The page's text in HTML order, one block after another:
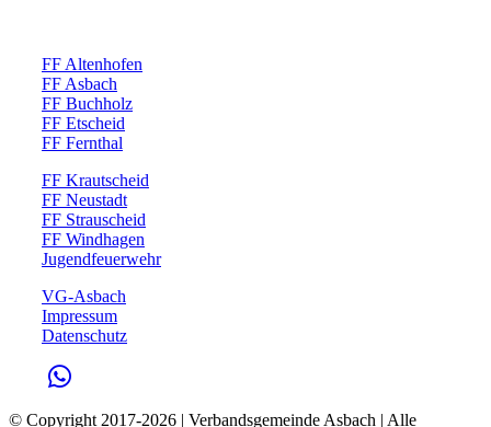
FF Altenhofen
FF Asbach
FF Buchholz
FF Etscheid
FF Fernthal
FF Krautscheid
FF Neustadt
FF Strauscheid
FF Windhagen
Jugendfeuerwehr
VG-Asbach
Impressum
Datenschutz
© Copyright 2017-2026 | Verbandsgemeinde Asbach | Alle